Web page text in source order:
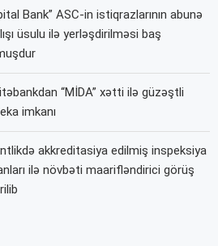
Bank” ASC-in istiqrazlarının abunə
üsulu ilə yerləşdirilməsi baş
“MİDA” xətti ilə güzəştli
imkanı
akkreditasiya edilmiş inspeksiya
ilə növbəti maarifləndirici görüş